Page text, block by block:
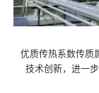
优质传热系数传质
技术创新，进一